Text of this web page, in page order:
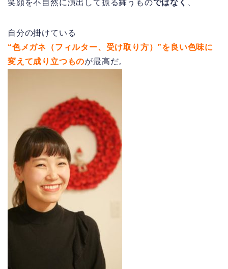
笑顔を不自然に演出して振る舞うものではなく
自分の掛けている
“色メガネ（フィルター、受け取り方）”を良い色味に
変えて成り立つものが最高だ。